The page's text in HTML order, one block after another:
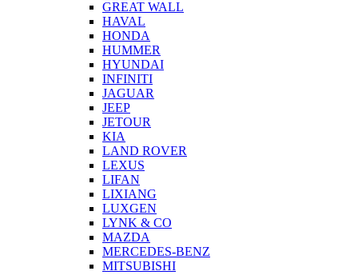
GREAT WALL
HAVAL
HONDA
HUMMER
HYUNDAI
INFINITI
JAGUAR
JEEP
JETOUR
KIA
LAND ROVER
LEXUS
LIFAN
LIXIANG
LUXGEN
LYNK & CO
MAZDA
MERCEDES-BENZ
MITSUBISHI